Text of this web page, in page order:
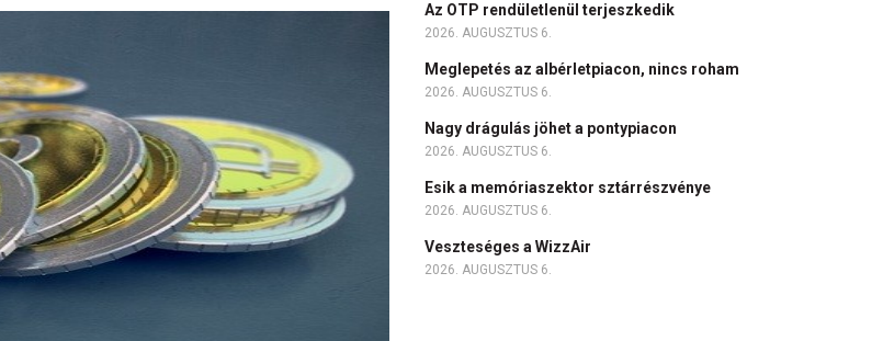
Az OTP rendületlenül terjeszkedik
2026. AUGUSZTUS 6.
Meglepetés az albérletpiacon, nincs roham
2026. AUGUSZTUS 6.
Nagy drágulás jöhet a pontypiacon
2026. AUGUSZTUS 6.
Esik a memóriaszektor sztárrészvénye
2026. AUGUSZTUS 6.
Veszteséges a WizzAir
2026. AUGUSZTUS 6.